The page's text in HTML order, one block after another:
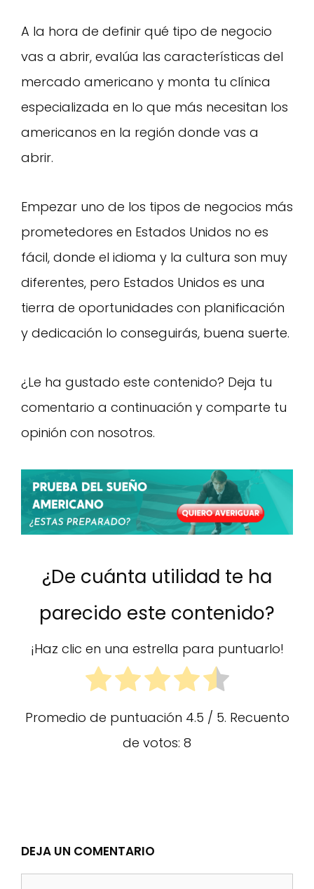
A la hora de definir qué tipo de negocio
vas a abrir, evalúa las características del
mercado americano y monta tu clínica
especializada en lo que más necesitan los
americanos en la región donde vas a
abrir.
Empezar uno de los tipos de negocios más
prometedores en Estados Unidos no es
fácil, donde el idioma y la cultura son muy
diferentes, pero Estados Unidos es una
tierra de oportunidades con planificación
y dedicación lo conseguirás, buena suerte.
¿Le ha gustado este contenido? Deja tu
comentario a continuación y comparte tu
opinión con nosotros.
¿De cuánta utilidad te ha
parecido este contenido?
¡Haz clic en una estrella para puntuarlo!
Promedio de puntuación 4.5 / 5. Recuento
de votos: 8
DEJA UN COMENTARIO